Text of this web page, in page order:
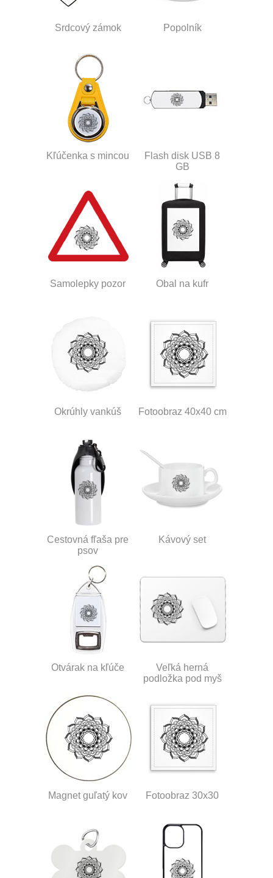
Srdcový zámok Popolník
Kľúčenka s mincou
Flash disk USB 8
GB
Samolepky pozor Obal na kufr
Okrúhly vankúš Fotoobraz 40x40 cm
Cestovná fľaša pre
psov
Kávový set
Otvárak na kľúče
Veľká herná
podložka pod myš
Magnet guľatý kov Fotoobraz 30x30